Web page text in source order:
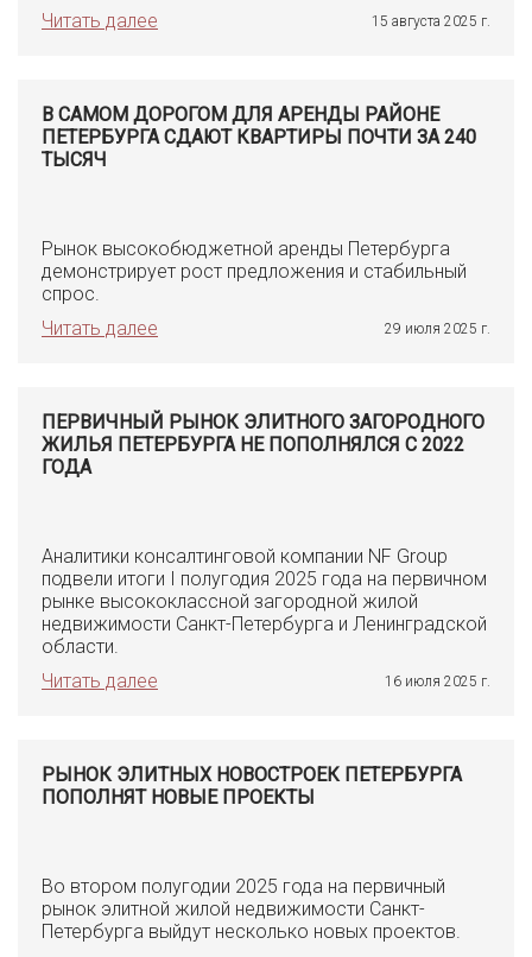
Читать далее
15 августа 2025 г.
В САМОМ ДОРОГОМ ДЛЯ АРЕНДЫ РАЙОНЕ
ПЕТЕРБУРГА СДАЮТ КВАРТИРЫ ПОЧТИ ЗА 240
ТЫСЯЧ
Рынок высокобюджетной аренды Петербурга
демонстрирует рост предложения и стабильный
спрос.
Читать далее
29 июля 2025 г.
ПЕРВИЧНЫЙ РЫНОК ЭЛИТНОГО ЗАГОРОДНОГО
ЖИЛЬЯ ПЕТЕРБУРГА НЕ ПОПОЛНЯЛСЯ С 2022
ГОДА
Аналитики консалтинговой компании NF Group
подвели итоги I полугодия 2025 года на первичном
рынке высококлассной загородной жилой
недвижимости Санкт-Петербурга и Ленинградской
области.
Читать далее
16 июля 2025 г.
РЫНОК ЭЛИТНЫХ НОВОСТРОЕК ПЕТЕРБУРГА
ПОПОЛНЯТ НОВЫЕ ПРОЕКТЫ
Во втором полугодии 2025 года на первичный
рынок элитной жилой недвижимости Санкт-
Петербурга выйдут несколько новых проектов.